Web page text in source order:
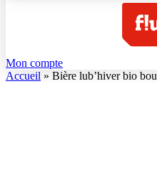
Mon compte
Accueil » Bière lub’hiver bio